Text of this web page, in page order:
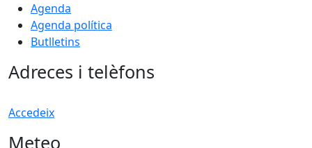
Agenda
Agenda política
Butlletins
Adreces i telèfons
Accedeix
Meteo